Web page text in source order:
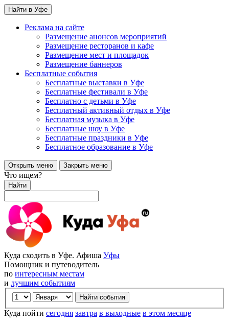
Найти в Уфе
Реклама на сайте
Размещение анонсов мероприятий
Размещение ресторанов и кафе
Размещение мест и площадок
Размещение баннеров
Бесплатные события
Бесплатные выставки в Уфе
Бесплатные фестивали в Уфе
Бесплатно с детьми в Уфе
Бесплатный активный отдых в Уфе
Бесплатная музыка в Уфе
Бесплатные шоу в Уфе
Бесплатные праздники в Уфе
Бесплатное образование в Уфе
Открыть меню Закрыть меню
Что ищем?
Найти
Куда сходить в Уфе. Афиша Уфы
Помощник и путеводитель
по интересным местам
и лучшим событиям
Куда пойти сегодня завтра в выходные в этом месяце